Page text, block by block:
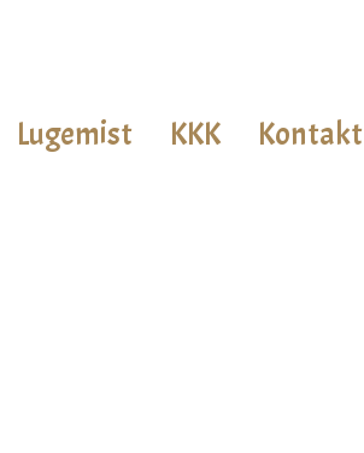
Lugemist KKK Kontakt